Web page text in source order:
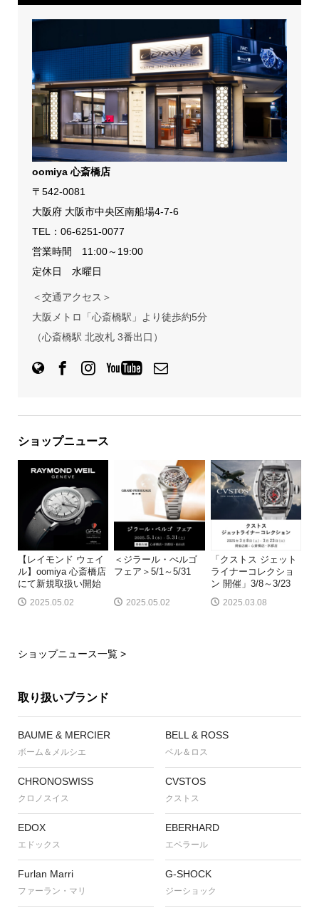
oomiya 心斎橋店
〒542-0081
大阪府 大阪市中央区南船場4-7-6
TEL： 06-6251-0077
営業時間 11:00～19:00
定休日 水曜日
＜交通アクセス＞
大阪メトロ「心斎橋駅」より徒歩約5分
（心斎橋駅 北改札 3番出口）
ショップニュース
【レイモンド ウェイ
ル】oomiya 心斎橋店
にて新規取扱い開始
2025.05.02
＜ジラール・ぺルゴ
フェア＞5/1～5/31
2025.05.02
「クストス ジェット
ライナーコレクショ
ン 開催」3/8～3/23
2025.03.08
ショップニュース一覧 >
取り扱いブランド
BAUME & MERCIER
ボーム＆メルシエ
BELL & ROSS
ベル＆ロス
CHRONOSWISS
クロノスイス
CVSTOS
クストス
EDOX
エドックス
EBERHARD
エベラール
Furlan Marri
ファーラン・マリ
G-SHOCK
ジーショック